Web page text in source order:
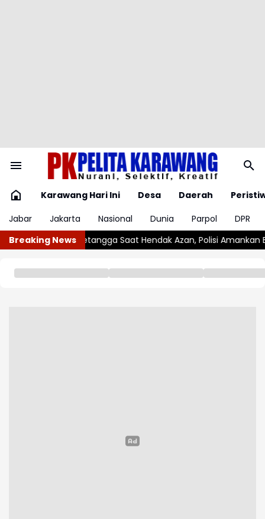
Karawang Hari Ini Desa Daerah
Jabar
Jakarta Nasional Dunia Parpol
DPR
Breaking News
Hendak Azan, Polisi Amankan Barang Bukti Sajam